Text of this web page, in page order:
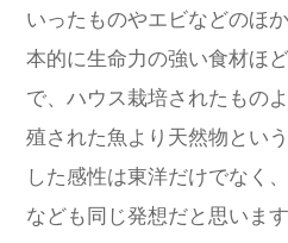
いったものやエビなどのほ
本的に生命力の強い食材ほ
で、ハウス栽培されたもの
殖された魚より天然物とい
した感性は東洋だけでなく
なども同じ発想だと思います